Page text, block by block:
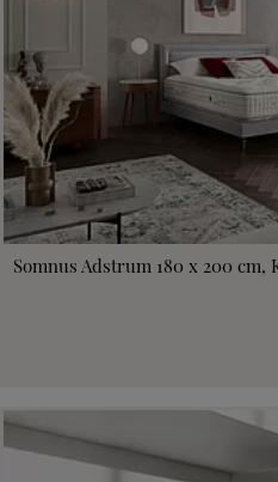
Somnus Adstrum 180 x 200 cm,